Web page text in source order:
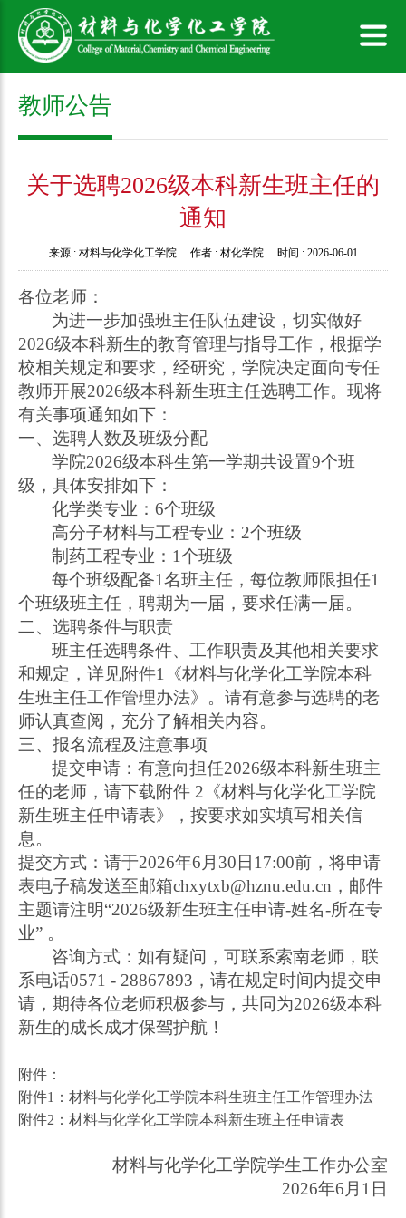
教师公告
关于选聘2026级本科新生班主任的
通知
来源 : 材料与化学化工学院作者 : 材化学院时间 : 2026-06-01
各位老师：
为进一步加强班主任队伍建设，切实做好
2026级本科新生的教育管理与指导工作，根据学
校相关规定和要求，经研究，学院决定面向专任
教师开展2026级本科新生班主任选聘工作。现将
有关事项通知如下：
一、选聘人数及班级分配
学院2026级本科生第一学期共设置9个班
级，具体安排如下：
化学类专业 ： 6个班级
高分子材料与工程专业： 2个班级
制药工程专业： 1个班级
每个班级配备1名班主任，每位教师限担任1
个班级班主任，聘期为一届，要求任满一届。
二、选聘条件与职责
班主任选聘条件、工作职责及其他相关要求
和规定，详见附件1
《材料与化学化工学院本科
生班主任工作管理办法》。请有意参与选聘的老
师认真查阅，充分了解相关内容。
三、报名流程及注意事项
提交申请：有意向担任2026级本科新生班主
任的老师，请下载附件 2 《材料与化学化工学院
新生班主任申请表》，按要求如实填写相关信
息。
提交方式：请于2026年6 月 30 日 1 7:00前，将申请
表电子稿发送至邮箱chxytxb@hznu.edu.cn ，邮件
主题请注明“2026级新生班主任申请-姓名-所在专
业” 。
咨询方式：如有疑问，可联系索南老师，联
系电话0571 - 28867893 ， 请在规定时间内提交申
请，期待各位老师积极参与，共同为2026级本科
新生的成长成才保驾护航！
附件：
附件1：材料与化学化工学院本科生班主任工作管理办法
附件2：材料与化学化工学院本科新生班主任申请表
材料与化学化工学院学生工作办公室
2026年6 月 1 日